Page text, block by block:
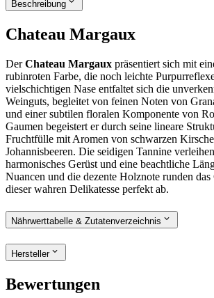
Beschreibung
Chateau Margaux
DerChateau Margaux präsentiert sich mit
rubinroten Farbe, die noch leichte
vielschichtigen Nase entfaltet sich die
Weinguts, begleitet von feinen Noten von
und einer subtilen floralen Komponente von
Gaumen begeistert er durch seine lineare
Fruchtfülle mit Aromen von schwarzen
Johannisbeeren. Die seidigen Tannine
harmonisches Gerüst und eine beachtliche
Nuancen und die dezente Holznote runden
dieser wahren Delikatesse perfekt ab.
Nährwerttabelle & Zutatenverzeichnis
Hersteller
Bewertungen